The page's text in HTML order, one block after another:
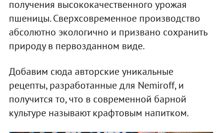
получения высококачественного урожая
пшеницы. Сверхсовременное производство
абсолютно экологично и призвано сохранить
природу в первозданном виде.
Добавим сюда авторские уникальные
рецепты, разработанные для Nemiroff, и
получится то, что в современной барной
культуре называют крафтовым напитком.